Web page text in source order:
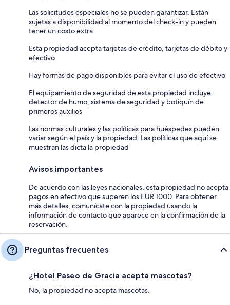
Las solicitudes especiales no se pueden garantizar. Están
sujetas a disponibilidad al momento del check-in y pueden
tener un costo extra
Esta propiedad acepta tarjetas de crédito, tarjetas de débito y
efectivo
Hay formas de pago disponibles para evitar el uso de efectivo
El equipamiento de seguridad de esta propiedad incluye
detector de humo, sistema de seguridad y botiquín de
primeros auxilios
Las normas culturales y las políticas para huéspedes pueden
variar según el país y la propiedad. Las políticas que aquí se
muestran las dicta la propiedad
Avisos importantes
De acuerdo con las leyes nacionales, esta propiedad no acepta
pagos en efectivo que superen los EUR 1000. Para obtener
más detalles, comunícate con la propiedad usando la
información de contacto que aparece en la confirmación de la
reservación.
Preguntas frecuentes
¿Hotel Paseo de Gracia acepta mascotas?
No, la propiedad no acepta mascotas.